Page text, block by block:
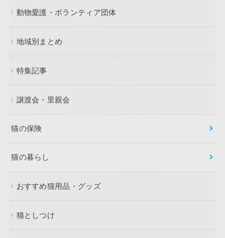
動物愛護・ボランティア団体
地域別まとめ
特集記事
譲渡会・里親会
猫の保険
猫の暮らし
おすすめ猫用品・グッズ
猫としつけ